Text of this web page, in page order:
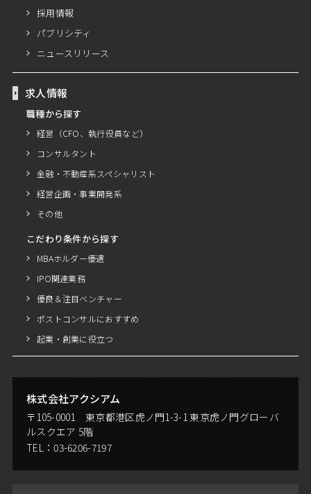
採用情報
パブリシティ
ニュースリリース
求人情報
職種から探す
経営（CFO、執行役員など）
コンサルタント
金融・不動産系スペシャリスト
経営企画・事業開発系
その他
こだわり条件から探す
MBAホルダー優遇
IPO関連業務
優良＆注目ベンチャー
ポストコンサルにおすすめ
起業・創業に役立つ
株式会社アクシアム
〒105-0001 東京都港区虎ノ門1-3-1 東京虎ノ門グローバ
ルスクエア 5階
TEL：03-6206-7197